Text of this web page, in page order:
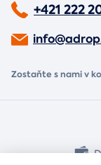
+421 222
Zostaňte s nami v